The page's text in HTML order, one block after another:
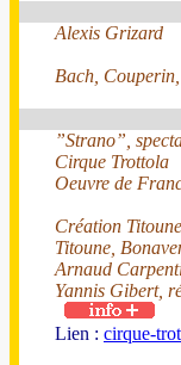
Alexis Grizard
Bach,
”Strano”,
Cirque Trottola
Oeuvre de
Création
Titoune,
Arnaud
Yannis Gibert,
Lien : cirque-